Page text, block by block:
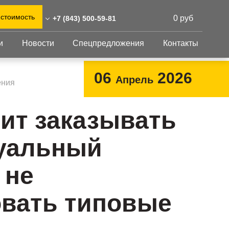
+7 (843) 500-59-81
500-59-81
Тукая, 58
и склад: Калужская
район Боровский,
парк "Ворсино",
0 руб
лист
Изделия из
перфорированных
листов
Крепеж
Просечно-
Новости Спецпредложения Контакты
06 Апрель 2026
заказывать
типовые